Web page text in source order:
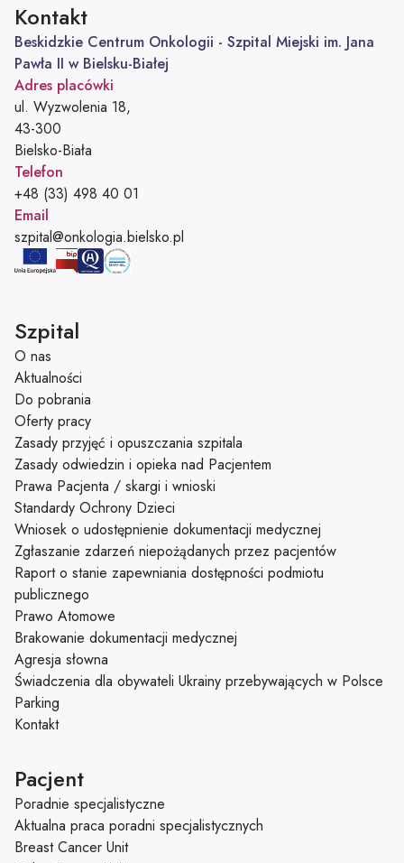
Kontakt
Beskidzkie Centrum Onkologii - Szpital Miejski im. Jana
Pawła II w Bielsku-Białej
Adres placówki
ul. Wyzwolenia 18,
43-300
Bielsko-Biała
Telefon
Telefon:
+48 (33) 498 40 01
Email
Adres e-mail:
szpital@onkologia.bielsko.pl
Szpital
O nas
Aktualności
Do pobrania
Oferty pracy
Zasady przyjęć i opuszczania szpitala
Zasady odwiedzin i opieka nad Pacjentem
Prawa Pacjenta / skargi i wnioski
Standardy Ochrony Dzieci
Wniosek o udostępnienie dokumentacji medycznej
Zgłaszanie zdarzeń niepożądanych przez pacjentów
Raport o stanie zapewniania dostępności podmiotu
publicznego
Prawo Atomowe
Brakowanie dokumentacji medycznej
Agresja słowna
Świadczenia dla obywateli Ukrainy przebywających w Polsce
Parking
Kontakt
Pacjent
Poradnie specjalistyczne
Aktualna praca poradni specjalistycznych
Breast Cancer Unit